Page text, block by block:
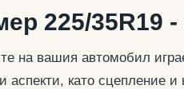
225/35R19 -
на вашия автомобил
аспекти, като сцепление